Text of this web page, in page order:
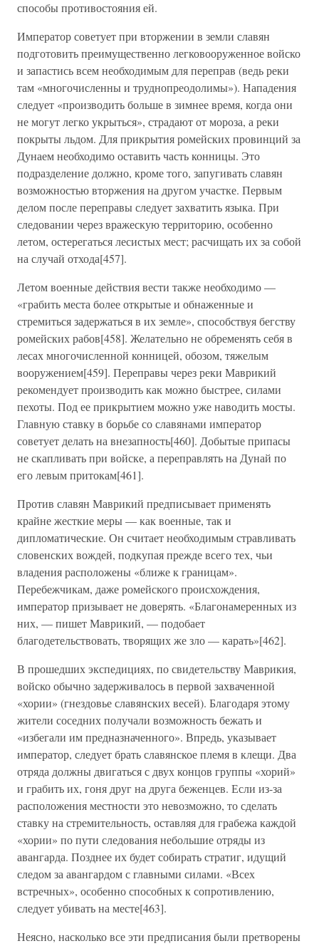
способы противостояния ей.
Император советует при вторжении в земли славян
подготовить преимущественно легковооруженное войско
и запастись всем необходимым для переправ (ведь реки
там «многочисленны и труднопреодолимы»). Нападения
следует «производить больше в зимнее время, когда они
не могут легко укрыться», страдают от мороза, а реки
покрыты льдом. Для прикрытия ромейских провинций за
Дунаем необходимо оставить часть конницы. Это
подразделение должно, кроме того, запугивать славян
возможностью вторжения на другом участке. Первым
делом после переправы следует захватить языка. При
следовании через вражескую территорию, особенно
летом, остерегаться лесистых мест; расчищать их за собой
на случай отхода[457].
Летом военные действия вести также необходимо —
«грабить места более открытые и обнаженные и
стремиться задержаться в их земле», способствуя бегству
ромейских рабов[458]. Желательно не обременять себя в
лесах многочисленной конницей, обозом, тяжелым
вооружением[459]. Переправы через реки Маврикий
рекомендует производить как можно быстрее, силами
пехоты. Под ее прикрытием можно уже наводить мосты.
Главную ставку в борьбе со славянами император
советует делать на внезапность[460]. Добытые припасы
не скапливать при войске, а переправлять на Дунай по
его левым притокам[461].
Против славян Маврикий предписывает применять
крайне жесткие меры — как военные, так и
дипломатические. Он считает необходимым стравливать
словенских вождей, подкупая прежде всего тех, чьи
владения расположены «ближе к границам».
Перебежчикам, даже ромейского происхождения,
император призывает не доверять. «Благонамеренных из
них, — пишет Маврикий, — подобает
благодетельствовать, творящих же зло — карать»[462].
В прошедших экспедициях, по свидетельству Маврикия,
войско обычно задерживалось в первой захваченной
«хории» (гнездовье славянских весей). Благодаря этому
жители соседних получали возможность бежать и
«избегали им предназначенного». Впредь, указывает
император, следует брать славянское племя в клещи. Два
отряда должны двигаться с двух концов группы «хорий»
и грабить их, гоня друг на друга беженцев. Если из-за
расположения местности это невозможно, то сделать
ставку на стремительность, оставляя для грабежа каждой
«хории» по пути следования небольшие отряды из
авангарда. Позднее их будет собирать стратиг, идущий
следом за авангардом с главными силами. «Всех
встречных», особенно способных к сопротивлению,
следует убивать на месте[463].
Неясно, насколько все эти предписания были претворены